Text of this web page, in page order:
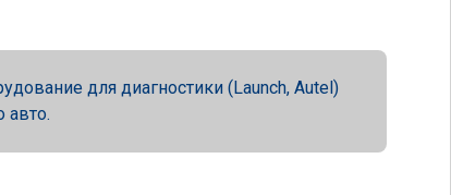
для диагностики (Launch, Autel)
авто.